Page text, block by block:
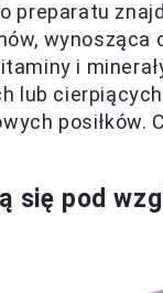
preparatu
wynosząca
i
cierpiących
posiłków.
się pod